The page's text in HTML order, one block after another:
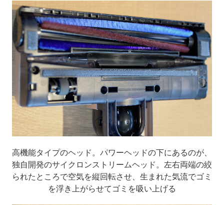
高機能タイプのヘッド。パワーヘッドの下にあるのが、
独自開発のサイクロンストリームヘッド。左右両端の絞
られたところで空気を縦回転させ、生まれた気流でゴミ
を浮き上がらせてゴミを吸い上げる